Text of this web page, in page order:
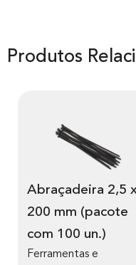
Produtos
Abraçadeira 2,5 x
200 mm (pacote
com 100 un.)
Ferramentas e